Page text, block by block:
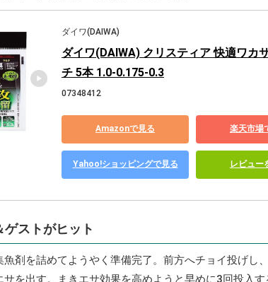
ダイワ(DAIWA)
ダイワ(DAIWA) クリスティア 快適ワカ
チ 5本 1.0-0.175-0.3
07348412
Amazonで見る 楽天市場
Yahoo!ショッピングで見る レビュー
ゲストがヒット
魚剤を詰めてようやく準備完了。前方へチョイ投げし
サを出す。まきエサ効果を高めようと早めに3回投入